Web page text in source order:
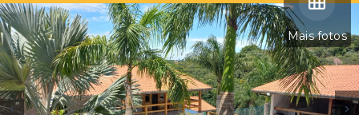
Mais fotos